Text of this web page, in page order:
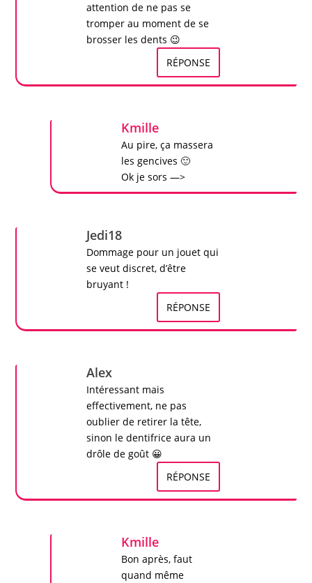
attention de ne pas se
tromper au moment de se
brosser les dents 😉
RÉPONSE
Kmille
Au pire, ça massera
les gencives 🙂
Ok je sors —>
Jedi18
Dommage pour un jouet qui
se veut discret, d’être
bruyant !
RÉPONSE
Alex
Intéressant mais
effectivement, ne pas
oublier de retirer la tête,
sinon le dentifrice aura un
drôle de goût 😀
RÉPONSE
Kmille
Bon après, faut
quand même